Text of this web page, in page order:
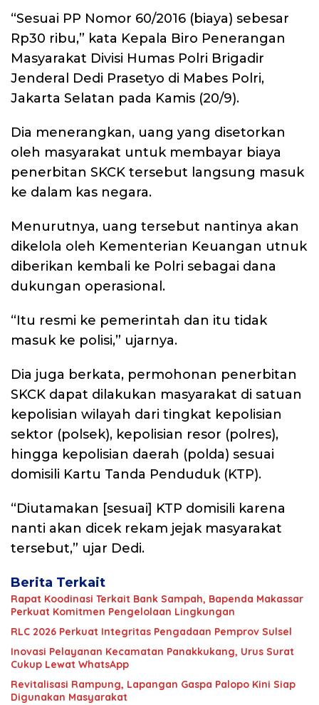
“Sesuai PP Nomor 60/2016 (biaya) sebesar
Rp30 ribu,” kata Kepala Biro Penerangan
Masyarakat Divisi Humas Polri Brigadir
Jenderal Dedi Prasetyo di Mabes Polri,
Jakarta Selatan pada Kamis (20/9).
Dia menerangkan, uang yang disetorkan
oleh masyarakat untuk membayar biaya
penerbitan SKCK tersebut langsung masuk
ke dalam kas negara.
Menurutnya, uang tersebut nantinya akan
dikelola oleh Kementerian Keuangan utnuk
diberikan kembali ke Polri sebagai dana
dukungan operasional.
“Itu resmi ke pemerintah dan itu tidak
masuk ke polisi,” ujarnya.
Dia juga berkata, permohonan penerbitan
SKCK dapat dilakukan masyarakat di satuan
kepolisian wilayah dari tingkat kepolisian
sektor (polsek), kepolisian resor (polres),
hingga kepolisian daerah (polda) sesuai
domisili Kartu Tanda Penduduk (KTP).
“Diutamakan [sesuai] KTP domisili karena
nanti akan dicek rekam jejak masyarakat
tersebut,” ujar Dedi.
Berita Terkait
Rapat Koodinasi Terkait Bank Sampah, Bapenda Makassar
Perkuat Komitmen Pengelolaan Lingkungan
RLC 2026 Perkuat Integritas Pengadaan Pemprov Sulsel
Inovasi Pelayanan Kecamatan Panakkukang, Urus Surat
Cukup Lewat WhatsApp
Revitalisasi Rampung, Lapangan Gaspa Palopo Kini Siap
Digunakan Masyarakat